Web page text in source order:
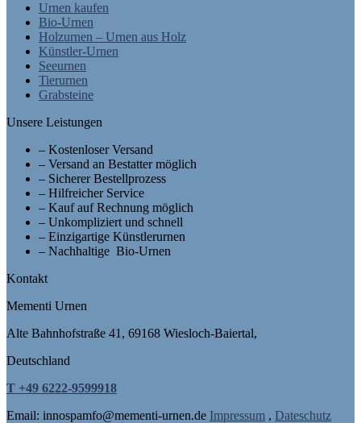
Urnen kaufen
Bio-Urnen
Holzurnen – Urnen aus Holz
Künstler-Urnen
Seeurnen
Tierurnen
Grabsteine
Unsere Leistungen
– Kostenloser Versand
– Versand an Bestatter möglich
– Sicherer Bestellprozess
– Hilfreicher Service
– Kauf auf Rechnung möglich
– Unkompliziert und schnell
– Einzigartige Künstlerurnen
– Nachhaltige Bio-Urnen
Kontakt
Mementi Urnen
Alte Bahnhofstraße 41, 69168 Wiesloch-Baiertal,
Deutschland
T +49 6222-9599918
Email: innospamfo@mementi-urnen.de Impressum , Dateschutz